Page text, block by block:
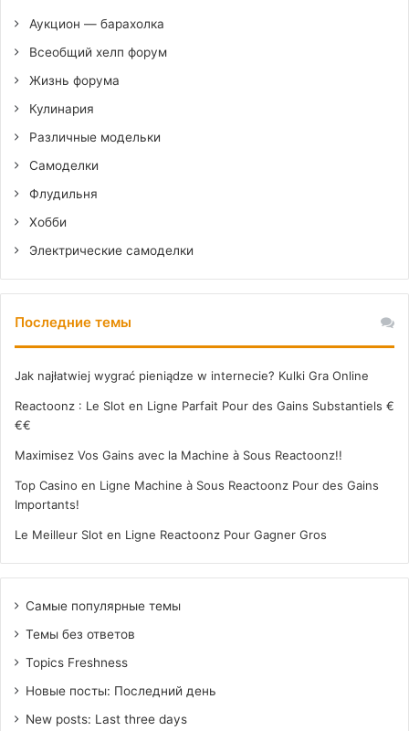
Аукцион — барахолка
Всеобщий хелп форум
Жизнь форума
Кулинария
Различные модельки
Самоделки
Флудильня
Хобби
Электрические самоделки
Последние темы
Jak najłatwiej wygrać pieniądze w internecie? Kulki Gra Online
Reactoonz : Le Slot en Ligne Parfait Pour des Gains Substantiels €
€€
Maximisez Vos Gains avec la Machine à Sous Reactoonz!!
Top Casino en Ligne Machine à Sous Reactoonz Pour des Gains
Importants!
Le Meilleur Slot en Ligne Reactoonz Pour Gagner Gros
Самые популярные темы
Темы без ответов
Topics Freshness
Новые посты: Последний день
New posts: Last three days